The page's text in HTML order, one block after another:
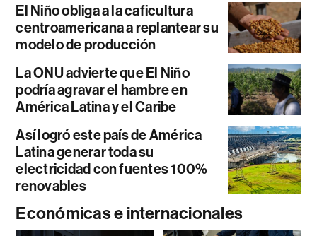
El Niño obliga a la caficultura
centroamericana a replantear su
modelo de producción
La ONU advierte que El Niño
podría agravar el hambre en
América Latina y el Caribe
Así logró este país de América
Latina generar toda su
electricidad con fuentes 100%
renovables
Económicas e internacionales